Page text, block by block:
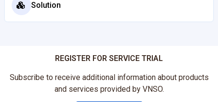
Solution
REGISTER FOR SERVICE TRIAL
Subscribe to receive additional information about products
and services provided by VNSO.